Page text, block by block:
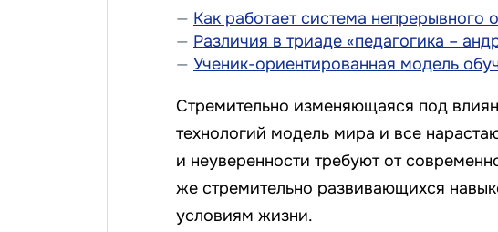
Как работает система непрерывного
Различия в триаде «педагогика –
Ученик-ориентированная модель
Стремительно изменяющаяся под
технологий модель мира и все
и неуверенности требуют от
же стремительно развивающихся
условиям жизни.